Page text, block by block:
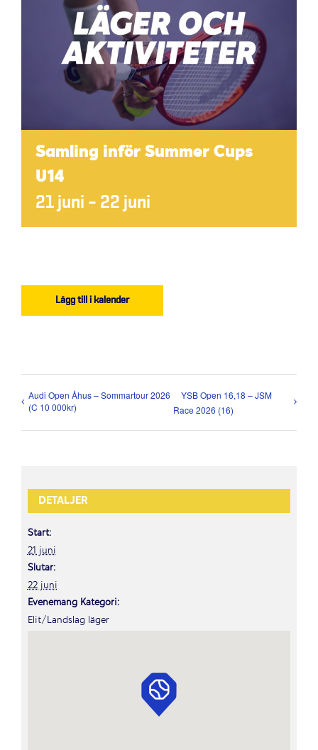
Samling inför Summer Cups
U14
21 juni – 22 juni
Lägg till i kalender
Audi Open Åhus – Sommartour 2026
(C 10 000kr)
YSB Open 16,18 – JSM
Race 2026 (16)
DETALJER
Start:
21 juni
Slutar:
22 juni
Evenemang Kategori:
Elit/Landslag läger